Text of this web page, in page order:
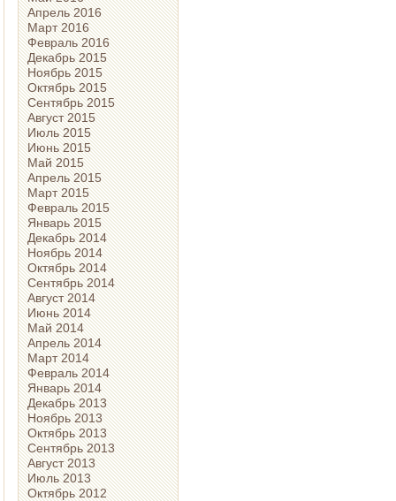
Апрель 2016
Март 2016
Февраль 2016
Декабрь 2015
Ноябрь 2015
Октябрь 2015
Сентябрь 2015
Август 2015
Июль 2015
Июнь 2015
Май 2015
Апрель 2015
Март 2015
Февраль 2015
Январь 2015
Декабрь 2014
Ноябрь 2014
Октябрь 2014
Сентябрь 2014
Август 2014
Июнь 2014
Май 2014
Апрель 2014
Март 2014
Февраль 2014
Январь 2014
Декабрь 2013
Ноябрь 2013
Октябрь 2013
Сентябрь 2013
Август 2013
Июль 2013
Октябрь 2012